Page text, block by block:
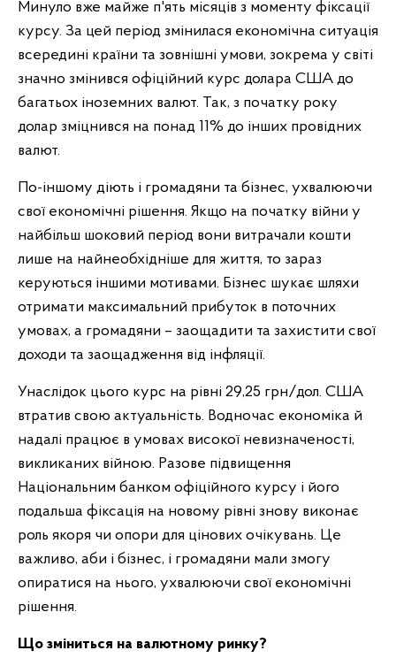
Минуло вже майже п'ять місяців з моменту фіксації
курсу. За цей період змінилася економічна ситуація
всередині країни та зовнішні умови, зокрема у світі
значно змінився офіційний курс долара США до
багатьох іноземних валют. Так, з початку року
долар зміцнився на понад 11% до інших провідних
валют.
По-іншому діють і громадяни та бізнес, ухвалюючи
свої економічні рішення. Якщо на початку війни у
найбільш шоковий період вони витрачали кошти
лише на найнеобхідніше для життя, то зараз
керуються іншими мотивами. Бізнес шукає шляхи
отримати максимальний прибуток в поточних
умовах, а громадяни – заощадити та захистити свої
доходи та заощадження від інфляції.
Унаслідок цього курс на рівні 29,25 грн/дол. США
втратив свою актуальність. Водночас економіка й
надалі працює в умовах високої невизначеності,
викликаних війною. Разове підвищення
Національним банком офіційного курсу і його
подальша фіксація на новому рівні знову виконає
роль якоря чи опори для цінових очікувань. Це
важливо, аби і бізнес, і громадяни мали змогу
опиратися на нього, ухвалюючи свої економічні
рішення.
Що зміниться на валютному ринку?